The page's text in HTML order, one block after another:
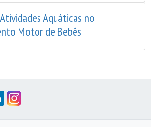
Aquáticas no
Motor de Bebês